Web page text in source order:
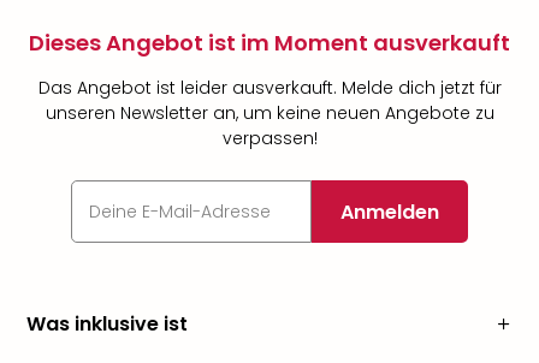
Dieses Angebot ist im Moment ausverkauft
Das Angebot ist leider ausverkauft. Melde dich jetzt für
unseren Newsletter an, um keine neuen Angebote zu
verpassen!
Anmelden
Was inklusive ist